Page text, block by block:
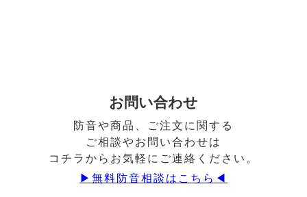
お問い合わせ
防音や商品、ご注文に関する
ご相談やお問い合わせは
コチラからお気軽にご連絡ください。
▶︎無料防音相談はこちら◀︎